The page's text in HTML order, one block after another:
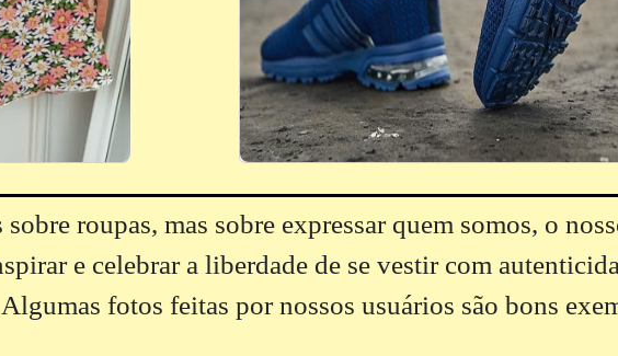
roupas, mas sobre expressar quem somos, o
e celebrar a liberdade de se vestir com
Algumas fotos feitas por nossos usuários são bons